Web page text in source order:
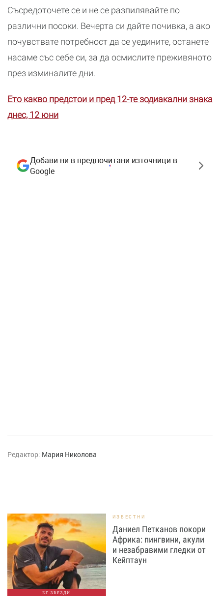
Съсредоточете се и не се разпилявайте по
различни посоки. Вечерта си дайте почивка, а ако
почувствате потребност да се уедините, останете
насаме със себе си, за да осмислите преживяното
през изминалите дни.
Ето какво предстои и пред 12-те зодиакални знака
днес, 12 юни
Добави ни в предпочитани източници в
Google
Редактор: Мария Николова
БГ ЗВЕЗДИ
ИЗВЕСТНИ
Даниел Петканов покори
Африка: пингвини, акули
и незабравими гледки от
Кейптаун